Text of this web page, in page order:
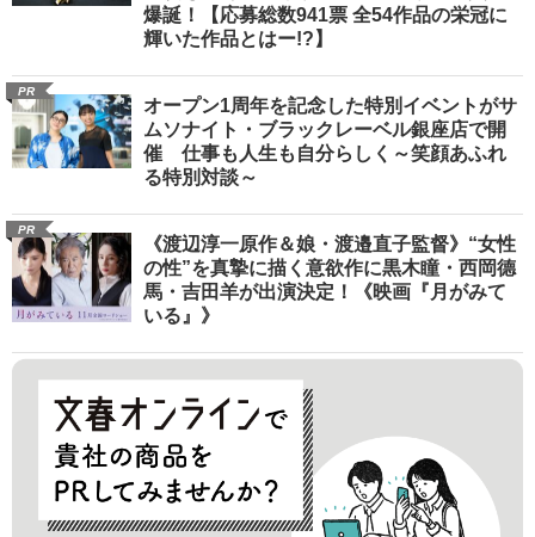
爆誕！【応募総数941票 全54作品の栄冠に
輝いた作品とはー!?】
PR
オープン1周年を記念した特別イベントがサ
ムソナイト・ブラックレーベル銀座店で開
催 仕事も人生も自分らしく～笑顔あふれ
る特別対談～
PR
《渡辺淳一原作＆娘・渡邉直子監督》“女性
の性”を真摯に描く意欲作に黒木瞳・西岡德
馬・吉田羊が出演決定！《映画『月がみて
いる』》